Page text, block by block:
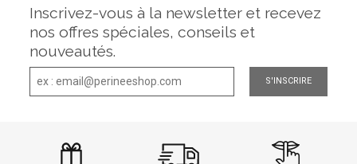
Inscrivez-vous à la newsletter et recevez
nos offres spéciales, conseils et
nouveautés.
S'INSCRIRE